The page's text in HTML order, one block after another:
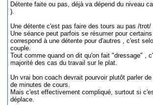
Détente faite ou pas, déjà va dépend du niveau
).
Une détente c'est pas faire des tours au pas /trot/
Une séance peut parfois se résumer pour
correspond à une détente pour d'autres , c'est
couple.
Tout comme quand on dit qu'on fait "dressage" ,
majorité des cas du travail sur le plat.
Un vrai bon coach devrait pourvoir plutôt parler
de minutes de cours.
Mais c'est effectivement compliqué, surtout si
déplace.